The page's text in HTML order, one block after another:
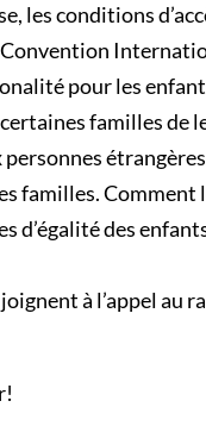
les conditions
pour les
familles de
familles.
d’égalité des
à l’appel